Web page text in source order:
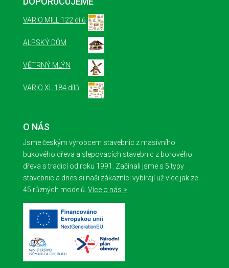
VARIO MILL 122 dílů
ALPSKÝ DŮM
VĚTRNÝ MLÝN
VARIO XL 184 dílů
O NÁS
Jsme českým výrobcem stavebnic z masivního
bukového dřeva a slepovacích stavebnic z borového
dřeva s tradicí od roku 1991. Začínali jsme s 5 typy
stavebnic a dnes si naši zákazníci vybírají už více jak ze
45 různých modelů. Více o nás >